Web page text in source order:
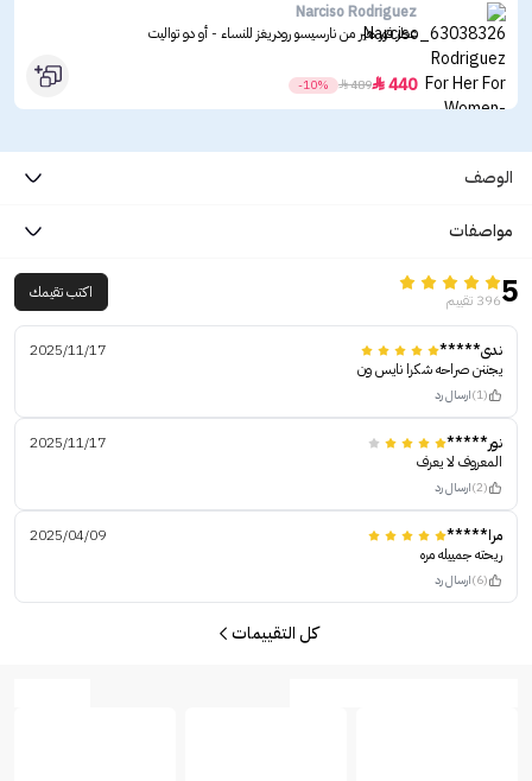
Narciso Rodriguez
عطر فور هير من نارسيسو رودريغز للنساء - أو دو تواليت
440

489

-10%
الوصف
مواصفات
5396 تقييم اكتب تقيمك
ندى*****
2025/11/17
يجننن صراحه شكرا نايس ون
(1) ارسال رد
نور*****
2025/11/17
المعروف لا يعرف
(2) ارسال رد
مرا*****
2025/04/09
ريحته جمييله مره
(6) ارسال رد
كل التقييمات